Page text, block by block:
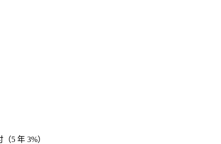
（5 年 3%）